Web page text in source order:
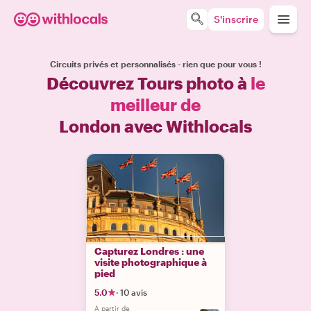
S'inscrire
Circuits privés et personnalisés - rien que pour vous !
Découvrez Tours photo à le
meilleur de
London avec Withlocals
Capturez Londres : une
visite photographique à
pied
5.0 · 10 avis
À partir de